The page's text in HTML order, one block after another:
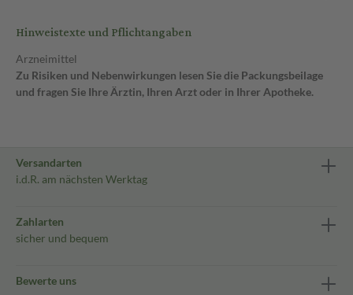
Hinweistexte und Pflichtangaben
Arzneimittel
Zu Risiken und Nebenwirkungen lesen Sie die Packungsbeilage
und fragen Sie Ihre Ärztin, Ihren Arzt oder in Ihrer Apotheke.
Versandarten
i.d.R. am nächsten Werktag
Zahlarten
sicher und bequem
Bewerte uns